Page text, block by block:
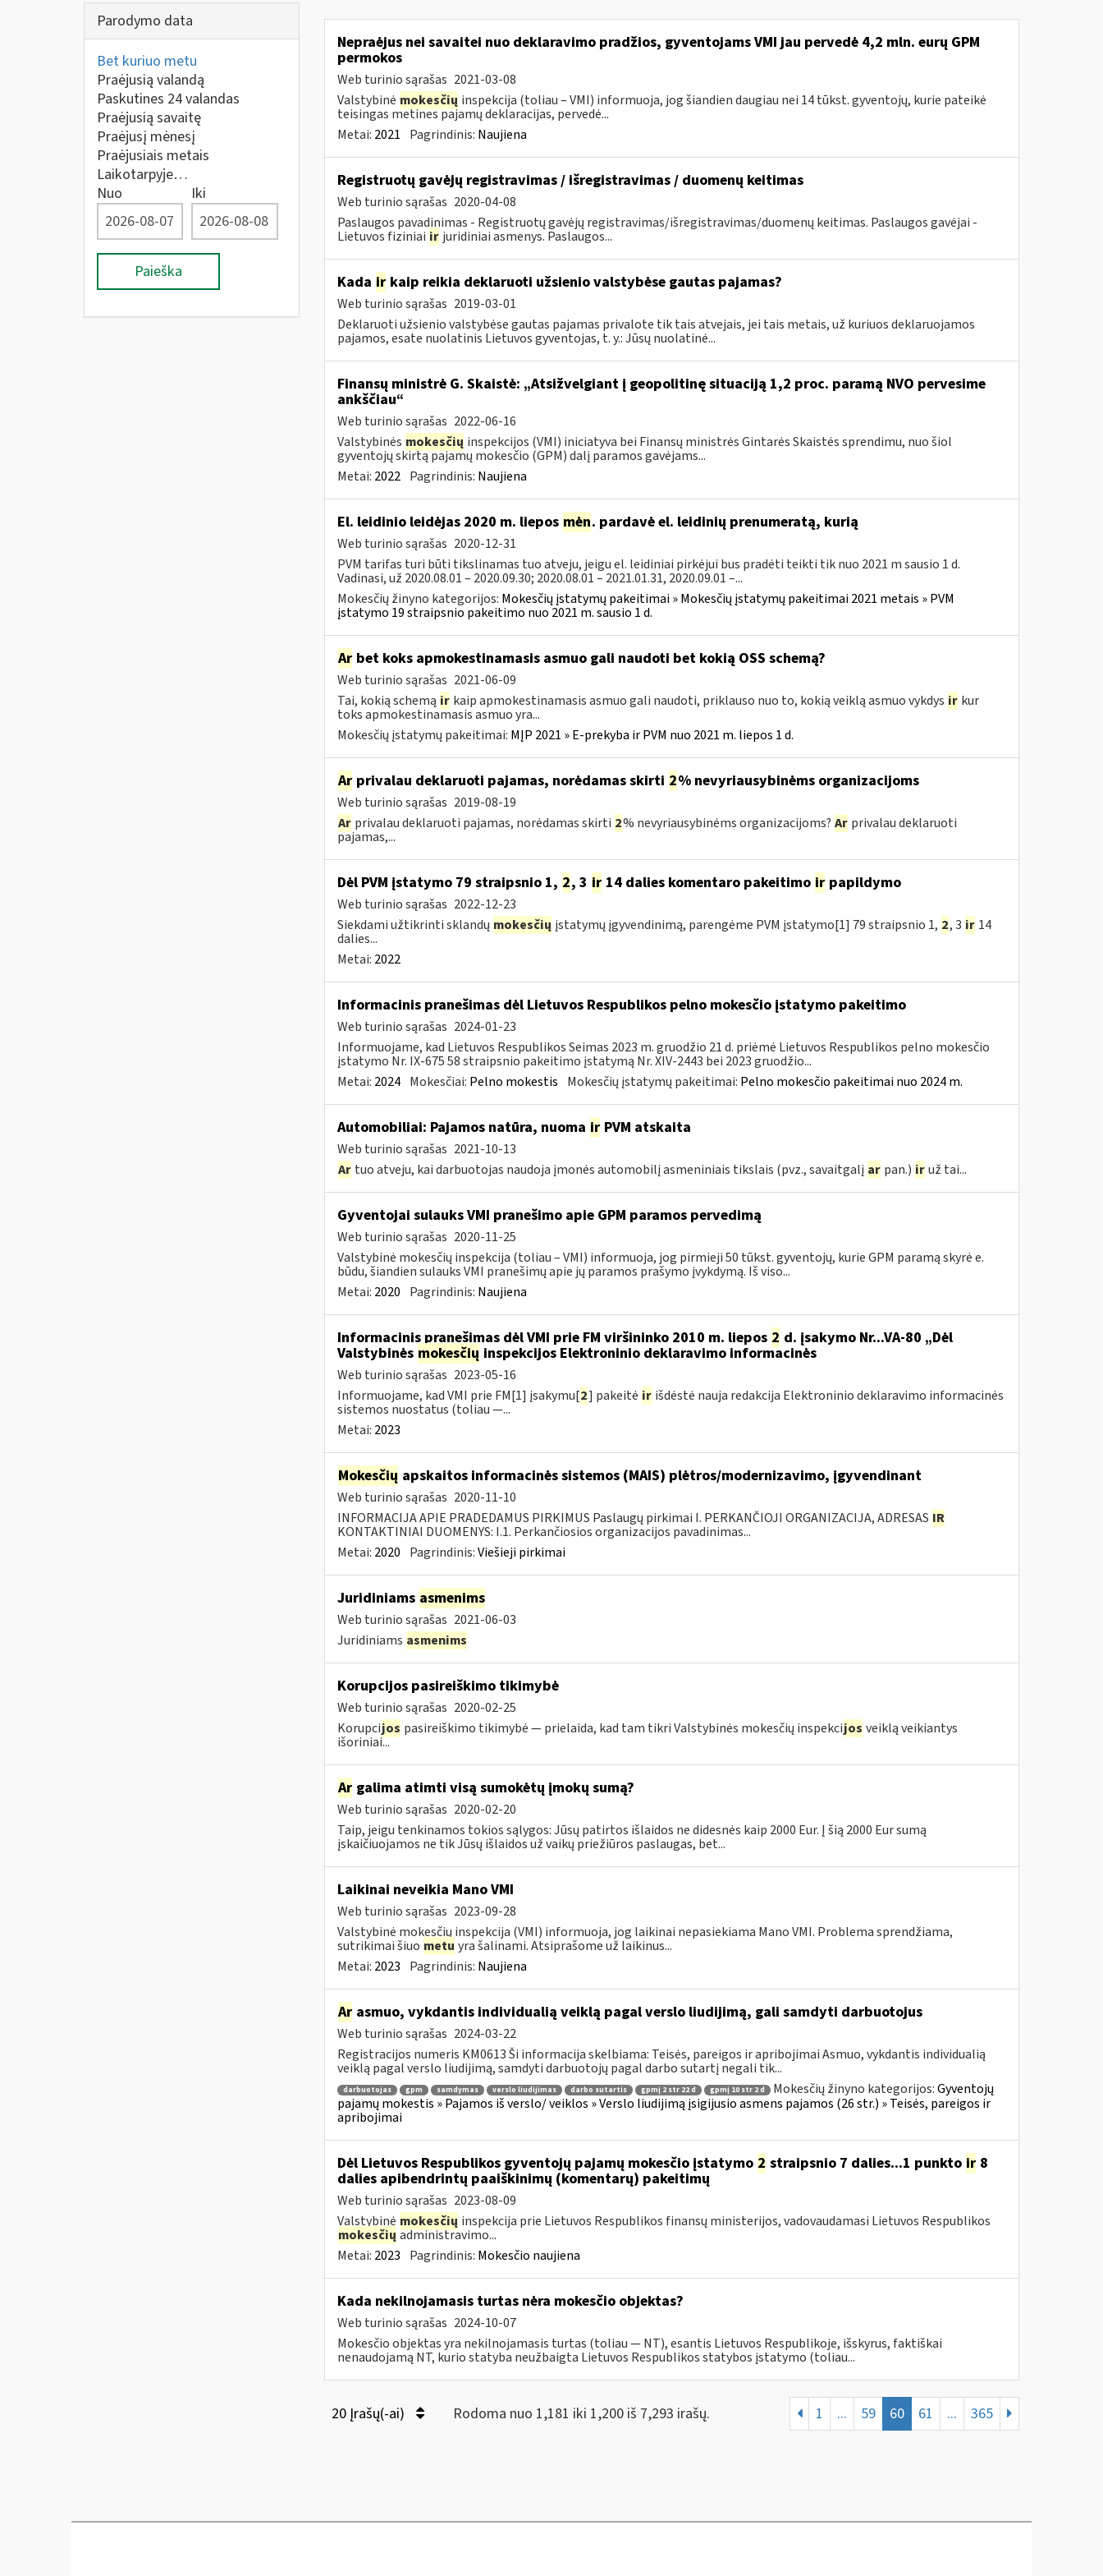
Parodymo data
Bet kuriuo metu
Praėjusią valandą
Paskutines 24 valandas
Praėjusią savaitę
Praėjusį mėnesį
Praėjusiais metais
Laikotarpyje…
Nuo
Iki
Paieška
Nepraėjus nei savaitei nuo deklaravimo pradžios, gyventojams VMI jau pervedė 4,2 mln. eurų GPM
permokos
Web turinio sąrašas 2021-03-08
Valstybinė mokesčių inspekcija (toliau – VMI) informuoja, jog šiandien daugiau nei 14 tūkst. gyventojų, kurie pateikė
teisingas metines pajamų deklaracijas, pervedė...
Metai: 2021 Pagrindinis: Naujiena
Registruotų gavėjų registravimas / išregistravimas / duomenų keitimas
Web turinio sąrašas 2020-04-08
Paslaugos pavadinimas - Registruotų gavėjų registravimas/išregistravimas/duomenų keitimas. Paslaugos gavėjai -
Lietuvos fiziniai ir juridiniai asmenys. Paslaugos...
Kada irkaip reikia deklaruoti užsienio valstybėse gautas pajamas?
Web turinio sąrašas 2019-03-01
Deklaruoti užsienio valstybėse gautas pajamas privalote tik tais atvejais, jei tais metais, už kuriuos deklaruojamos
pajamos, esate nuolatinis Lietuvos gyventojas, t. y.: Jūsų nuolatinė...
Finansų ministrė G. Skaistė: „Atsižvelgiant į geopolitinę situaciją 1,2 proc. paramą NVO pervesime
ankščiau“
Web turinio sąrašas 2022-06-16
Valstybinės mokesčių inspekcijos (VMI) iniciatyva bei Finansų ministrės Gintarės Skaistės sprendimu, nuo šiol
gyventojų skirtą pajamų mokesčio (GPM) dalį paramos gavėjams...
Metai: 2022 Pagrindinis: Naujiena
El. leidinio leidėjas 2020 m. liepos mėn. pardavė el. leidinių prenumeratą, kurią
Web turinio sąrašas 2020-12-31
PVM tarifas turi būti tikslinamas tuo atveju, jeigu el. leidiniai pirkėjui bus pradėti teikti tik nuo 2021 m sausio 1 d.
Vadinasi, už 2020.08.01 – 2020.09.30; 2020.08.01 – 2021.01.31, 2020.09.01 –...
Mokesčių žinyno kategorijos: Mokesčių įstatymų pakeitimai » Mokesčių įstatymų pakeitimai 2021 metais » PVM
įstatymo 19 straipsnio pakeitimo nuo 2021 m. sausio 1 d.
Arbet koks apmokestinamasis asmuo gali naudoti bet kokią OSS schemą?
Web turinio sąrašas 2021-06-09
Tai, kokią schemą ir kaip apmokestinamasis asmuo gali naudoti, priklauso nuo to, kokią veiklą asmuo vykdys ir kur
toks apmokestinamasis asmuo yra...
Mokesčių įstatymų pakeitimai: MĮP 2021 » E-prekyba ir PVM nuo 2021 m. liepos 1 d.
Arprivalau deklaruoti pajamas, norėdamas skirti 2% nevyriausybinėms organizacijoms
Web turinio sąrašas 2019-08-19
Ar privalau deklaruoti pajamas, norėdamas skirti 2% nevyriausybinėms organizacijoms? Ar privalau deklaruoti
pajamas,...
Dėl PVM įstatymo 79 straipsnio 1, 2, 3 ir14 dalies komentaro pakeitimo irpapildymo
Web turinio sąrašas 2022-12-23
Siekdami užtikrinti sklandų mokesčių įstatymų įgyvendinimą, parengėme PVM įstatymo[1] 79 straipsnio 1, 2, 3 ir 14
dalies...
Metai: 2022
Informacinis pranešimas dėl Lietuvos Respublikos pelno mokesčio įstatymo pakeitimo
Web turinio sąrašas 2024-01-23
Informuojame, kad Lietuvos Respublikos Seimas 2023 m. gruodžio 21 d. priėmė Lietuvos Respublikos pelno mokesčio
įstatymo Nr. IX-675 58 straipsnio pakeitimo įstatymą Nr. XIV-2443 bei 2023 gruodžio...
Metai: 2024 Mokesčiai: Pelno mokestis Mokesčių įstatymų pakeitimai: Pelno mokesčio pakeitimai nuo 2024 m.
Automobiliai: Pajamos natūra, nuoma irPVM atskaita
Web turinio sąrašas 2021-10-13
Ar tuo atveju, kai darbuotojas naudoja įmonės automobilį asmeniniais tikslais (pvz., savaitgalį ar pan.) ir už tai...
Gyventojai sulauks VMI pranešimo apie GPM paramos pervedimą
Web turinio sąrašas 2020-11-25
Valstybinė mokesčių inspekcija (toliau – VMI) informuoja, jog pirmieji 50 tūkst. gyventojų, kurie GPM paramą skyrė e.
būdu, šiandien sulauks VMI pranešimų apie jų paramos prašymo įvykdymą. Iš viso...
Metai: 2020 Pagrindinis: Naujiena
Informacinis pranešimas dėl VMI prie FM viršininko 2010 m. liepos 2 d. įsakymo Nr...VA-80 „Dėl
Valstybinės mokesčių inspekcijos Elektroninio deklaravimo informacinės
Web turinio sąrašas 2023-05-16
Informuojame, kad VMI prie FM[1] įsakymu[2] pakeitė ir išdėstė nauja redakcija Elektroninio deklaravimo informacinės
sistemos nuostatus (toliau —...
Metai: 2023
Mokesčių apskaitos informacinės sistemos (MAIS) plėtros/modernizavimo, įgyvendinant
Web turinio sąrašas 2020-11-10
INFORMACIJA APIE PRADEDAMUS PIRKIMUS Paslaugų pirkimai I. PERKANČIOJI ORGANIZACIJA, ADRESAS IR
KONTAKTINIAI DUOMENYS: I.1. Perkančiosios organizacijos pavadinimas...
Metai: 2020 Pagrindinis:Viešieji pirkimai
Juridiniams asmenims
Web turinio sąrašas 2021-06-03
Juridiniams asmenims
Korupcijos pasireiškimo tikimybė
Web turinio sąrašas 2020-02-25
Korupcijos pasireiškimo tikimybė — prielaida, kad tam tikri Valstybinės mokesčių inspekcijos veiklą veikiantys
išoriniai...
Argalima atimti visą sumokėtų įmokų sumą?
Web turinio sąrašas 2020-02-20
Taip, jeigu tenkinamos tokios sąlygos: Jūsų patirtos išlaidos ne didesnės kaip 2000 Eur. Į šią 2000 Eur sumą
įskaičiuojamos ne tik Jūsų išlaidos už vaikų priežiūros paslaugas, bet...
Laikinai neveikia Mano VMI
Web turinio sąrašas 2023-09-28
Valstybinė mokesčių inspekcija (VMI) informuoja, jog laikinai nepasiekiama Mano VMI. Problema sprendžiama,
sutrikimai šiuo metu yra šalinami. Atsiprašome už laikinus...
Metai: 2023 Pagrindinis: Naujiena
Arasmuo, vykdantis individualią veiklą pagal verslo liudijimą, gali samdyti darbuotojus
Web turinio sąrašas 2024-03-22
Registracijos numeris KM0613 Ši informacija skelbiama: Teisės, pareigos ir apribojimai Asmuo, vykdantis individualią
veiklą pagal verslo liudijimą, samdyti darbuotojų pagal darbo sutartį negali tik...
darbuotojas gpm samdymas verslo liudijimas darbo sutartis gpmį 2 str 22 d gpmį 10 str 2 d Mokesčių žinyno kategorijos:Gyventojų
pajamų mokestis » Pajamos iš verslo/ veiklos » Verslo liudijimą įsigijusio asmens pajamos (26 str.) » Teisės, pareigos ir
apribojimai
Dėl Lietuvos Respublikos gyventojų pajamų mokesčio įstatymo 2 straipsnio 7 dalies...1 punkto ir8
dalies apibendrintų paaiškinimų (komentarų) pakeitimų
Web turinio sąrašas 2023-08-09
Valstybinė mokesčių inspekcija prie Lietuvos Respublikos finansų ministerijos, vadovaudamasi Lietuvos Respublikos
mokesčių administravimo...
Metai: 2023 Pagrindinis: Mokesčio naujiena
Kada nekilnojamasis turtas nėra mokesčio objektas?
Web turinio sąrašas 2024-10-07
Mokesčio objektas yra nekilnojamasis turtas (toliau ― NT), esantis Lietuvos Respublikoje, išskyrus, faktiškai
nenaudojamą NT, kurio statyba neužbaigta Lietuvos Respublikos statybos įstatymo (toliau...
20 Įrašų(-ai) Rodoma nuo 1,181 iki 1,200 iš 7,293 irašų. 1 ... 59 60 61 ... 365